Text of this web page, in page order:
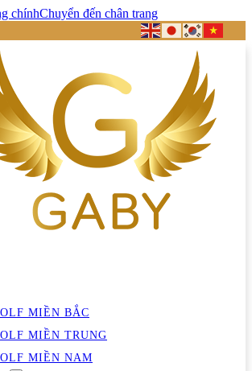
chínhChuyển đến chân trang
MIỀN BẮC
MIỀN TRUNG
MIỀN NAM